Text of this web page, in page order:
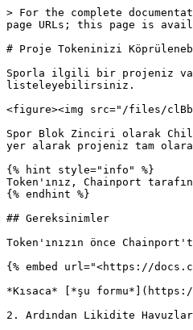
> For the complete
page URLs; this page is
# Proje Tokeninizi
Sporla ilgili bir projeniz
listeleyebilirsiniz.
<figure><img src="/files/
Spor Blok Zinciri olarak
yer alarak projeniz tam
{% hint style="info" %}
Token'ınız, Chainport
{% endhint %}
## Gereksinimler
Token'ınızın önce
{% embed url="<https://
*Kısaca* [*şu
2. Ardından Likidite